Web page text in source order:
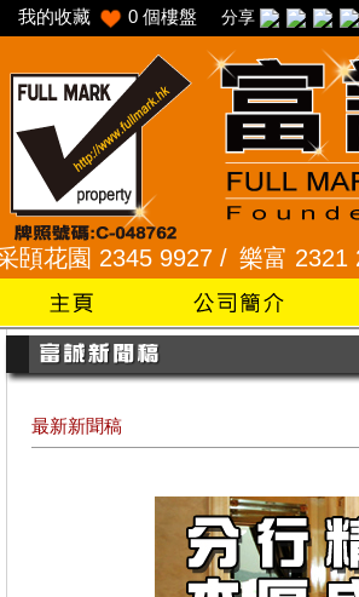
我的收藏 0 個樓盤 分享
2345 9927 /樂富 2321 2287 /
最新新聞稿